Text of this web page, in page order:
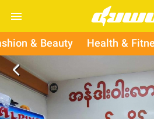
& Beauty Health &
arrow_back_ios